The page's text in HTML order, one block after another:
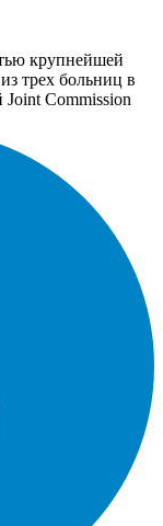
крупнейшей
трех больниц в
Joint Commission